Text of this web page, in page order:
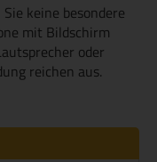
keine besondere
mit Bildschirm
oder
reichen aus.